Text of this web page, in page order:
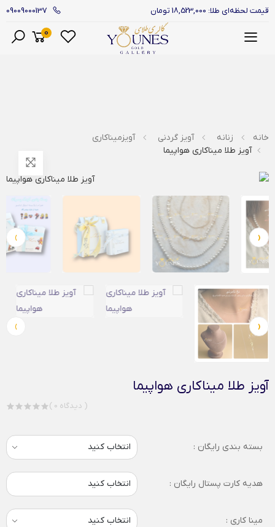
قیمت لحظه‌ای طلا: 18,523,000 تومان 09009000137
منو
0
خانه زنانه آویز گردنی
آویزمیناکاری
آویز طلا میناکاری هواپیما
‹
›
‹
›
آویز طلا میناکاری هواپیما
( 0 دیدگاه )
بسته بندی رایگان :
هدیه کارت پستال رایگان : انتخاب کنید
مینا کاری :